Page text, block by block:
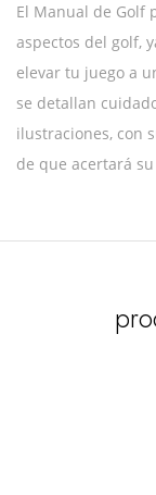
El Manual de Golf
aspectos del golf,
elevar tu juego a
se detallan
ilustraciones, con
de que acertará